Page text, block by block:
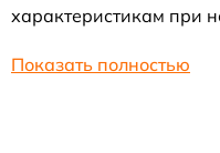
характеристикам при
Показать полностью